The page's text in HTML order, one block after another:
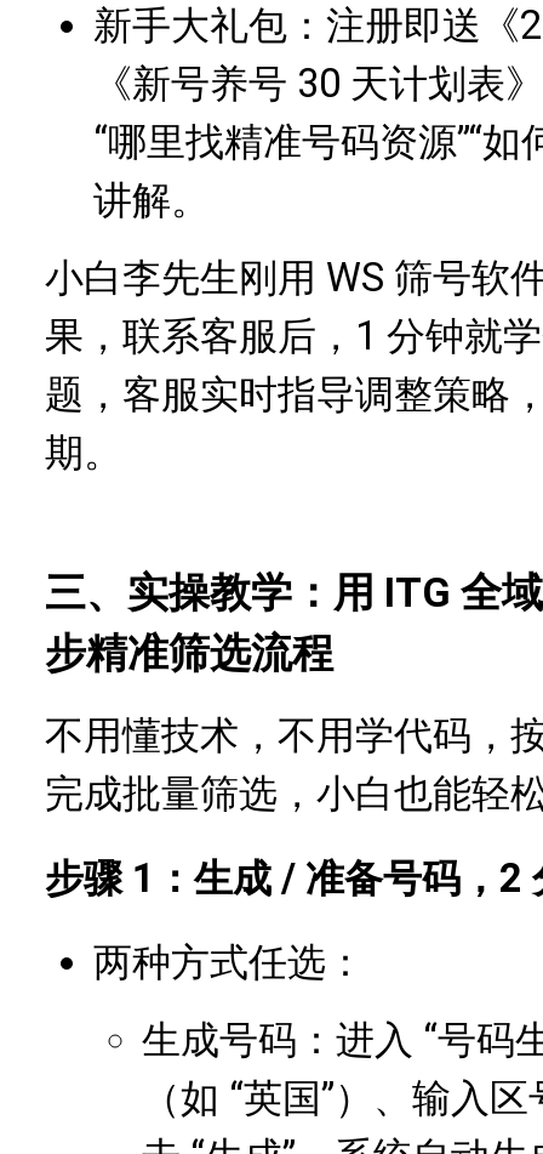
新手大礼包：注册即送《
《新号养号 30 天计划表
“哪里找精准号码资源”“
讲解。
小白李先生刚用 WS 筛号软
果，联系客服后，1 分钟就
题，客服实时指导调整策略
期。
三、实操教学：用 ITG 全
步精准筛选流程
不用懂技术，不用学代码，
完成批量筛选，小白也能轻
步骤 1：生成 / 准备号码，2
两种方式任选：
生成号码：进入 “号码
（如 “英国”）、输入